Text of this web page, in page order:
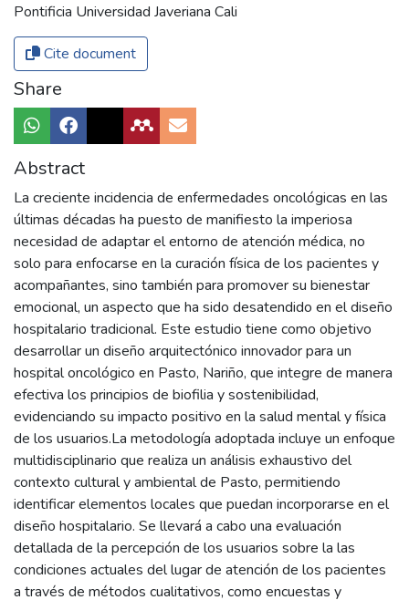
Pontificia Universidad Javeriana Cali
Cite document
Share
Abstract
La creciente incidencia de enfermedades oncológicas en las
últimas décadas ha puesto de manifiesto la imperiosa
necesidad de adaptar el entorno de atención médica, no
solo para enfocarse en la curación física de los pacientes y
acompañantes, sino también para promover su bienestar
emocional, un aspecto que ha sido desatendido en el diseño
hospitalario tradicional. Este estudio tiene como objetivo
desarrollar un diseño arquitectónico innovador para un
hospital oncológico en Pasto, Nariño, que integre de manera
efectiva los principios de biofilia y sostenibilidad,
evidenciando su impacto positivo en la salud mental y física
de los usuarios.La metodología adoptada incluye un enfoque
multidisciplinario que realiza un análisis exhaustivo del
contexto cultural y ambiental de Pasto, permitiendo
identificar elementos locales que puedan incorporarse en el
diseño hospitalario. Se llevará a cabo una evaluación
detallada de la percepción de los usuarios sobre la las
condiciones actuales del lugar de atención de los pacientes
a través de métodos cualitativos, como encuestas y